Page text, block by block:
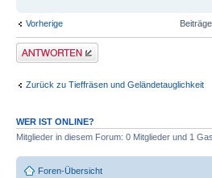
Vorherige
Antwort erstellen
Zurück zu Tieffräsen und Geländetauglichkeit
WER IST ONLINE?
Mitglieder in diesem Forum: 0 Mitglieder und 1
Foren-Übersicht